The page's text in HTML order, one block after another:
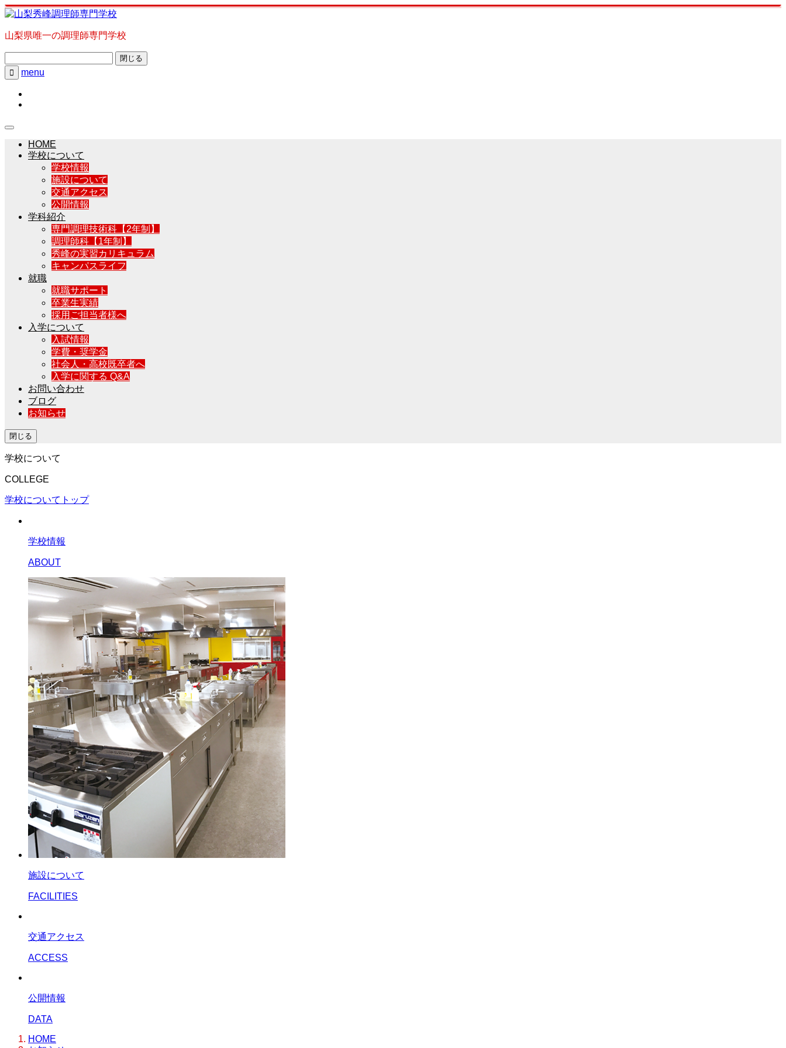
山梨県唯一の調理師専門学校
閉じる

menu
HOME
学校について
学校情報
施設について
交通アクセス
公開情報
学科紹介
専門調理技術科【2年制】
調理師科【1年制】
秀峰の実習カリキュラム
キャンパスライフ
就職
就職サポート
卒業生実績
採用ご担当者様へ
入学について
入試情報
学費・奨学金
社会人・高校既卒者へ
入学に関する Q&A
お問い合わせ
ブログ
お知らせ
閉じる
学校について
COLLEGE
学校についてトップ
学校情報
ABOUT
施設について
FACILITIES
交通アクセス
ACCESS
公開情報
DATA
HOME